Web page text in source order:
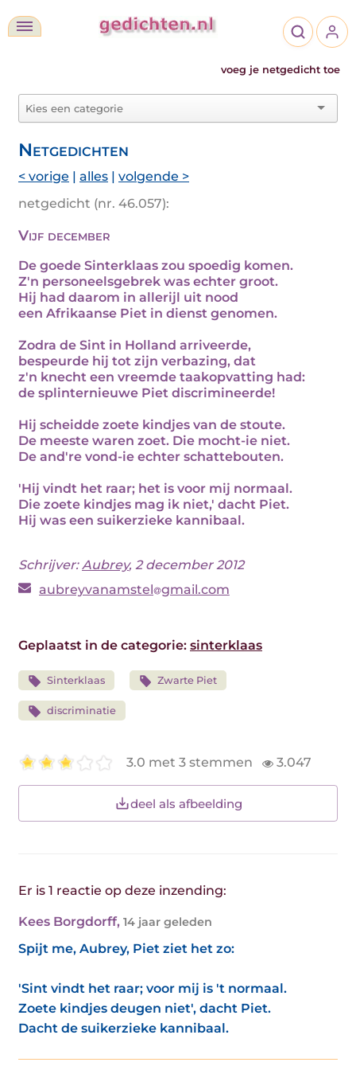
voeg je netgedicht toe
Netgedichten
< vorige | alles | volgende >
netgedicht (nr. 46.057):
Vijf december
De goede Sinterklaas zou spoedig komen.
Z'n personeelsgebrek was echter groot.
Hij had daarom in allerijl uit nood
een Afrikaanse Piet in dienst genomen.
Zodra de Sint in Holland arriveerde,
bespeurde hij tot zijn verbazing, dat
z'n knecht een vreemde taakopvatting had:
de splinternieuwe Piet discrimineerde!
Hij scheidde zoete kindjes van de stoute.
De meeste waren zoet. Die mocht-ie niet.
De and're vond-ie echter schattebouten.
'Hij vindt het raar; het is voor mij normaal.
Die zoete kindjes mag ik niet,' dacht Piet.
Hij was een suikerzieke kannibaal.
Schrijver:Aubrey, 2 december 2012
aubreyvanamstel gmail.com
Geplaatst in de categorie: sinterklaas
Sinterklaas Zwarte Piet
discriminatie
3.0 met 3 stemmen 3.047
deel als afbeelding
Er is 1 reactie op deze inzending:
Kees Borgdorff, 14 jaar geleden
Spijt me, Aubrey, Piet ziet het zo:
'Sint vindt het raar; voor mij is 't normaal.
Zoete kindjes deugen niet', dacht Piet.
Dacht de suikerzieke kannibaal.